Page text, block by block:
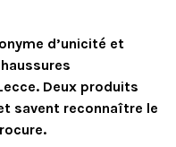
d’unicité et
Deux produits
savent reconnaître le